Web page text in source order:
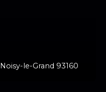
Noisy-le-Grand 93160